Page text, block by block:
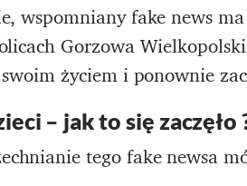
wspomniany fake news
Gorzowa
życiem i ponownie
– jak to się zaczęło
tego fake newsa